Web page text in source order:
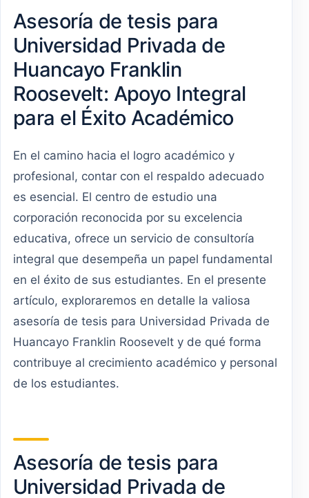
Asesoría de tesis para
Universidad Privada de
Huancayo Franklin
Roosevelt: Apoyo Integral
para el Éxito Académico
En el camino hacia el logro académico y
profesional, contar con el respaldo adecuado
es esencial. El centro de estudio una
corporación reconocida por su excelencia
educativa, ofrece un servicio de consultoría
integral que desempeña un papel fundamental
en el éxito de sus estudiantes. En el presente
artículo, exploraremos en detalle la valiosa
asesoría de tesis para Universidad Privada de
Huancayo Franklin Roosevelt y de qué forma
contribuye al crecimiento académico y personal
de los estudiantes.
Asesoría de tesis para
Universidad Privada de